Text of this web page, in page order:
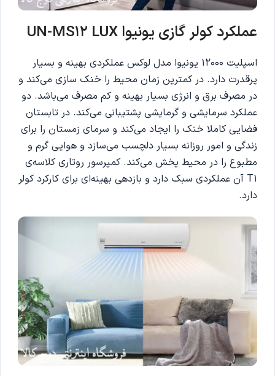
عملکرد کولر گازی یونیوا UN-MS12 LUX
اسپلیت 12000 یونیوا مدل لوکس عملکردی بهینه و بسیار
پرقدرت دارد. در کمترین زمان محیط را خنک سازی می‌کند و
در مصرف برق و انرژی بسیار بهینه و کم مصرف می‌باشد. دو
عملکرد سرمایشی و گرمایشی پشتیبانی می‌کند. در تابستان
فضایی کاملا خنک را ایجاد می‌کند و سرمای زمستان را برای
زندگی و امور روزانه بسیار دلچسب می‌سازد و هوایی گرم و
مطبوع را در محیط پخش می‌‌کند. کمپرسور روتاری کلاسه‌ی
T1 آن عملکردی سبک دارد و بازدهی بهینه‌ای برای کارکرد کولر
دارد.